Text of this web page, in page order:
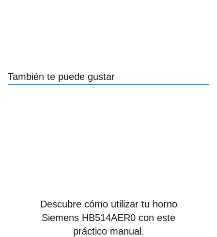
También te puede gustar
Descubre cómo utilizar tu horno
Siemens HB514AER0 con este
práctico manual.